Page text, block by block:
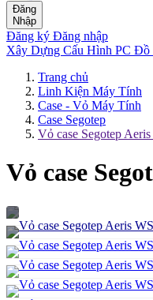
Đăng
Nhập
Đăng ký Đăng nhập
Xây Dựng Cấu Hình PC Đồ
Trang chủ
Linh Kiện Máy Tính
Case - Vỏ Máy Tính
Case Segotep
Vỏ case Segotep
Vỏ case